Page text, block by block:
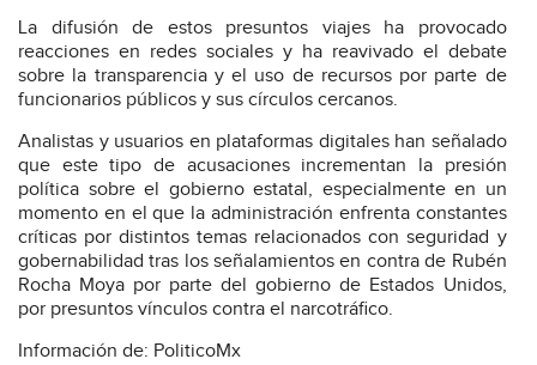
La difusión de estos presuntos viajes ha provocado
reacciones en redes sociales y ha reavivado el debate
sobre la transparencia y el uso de recursos por parte de
funcionarios públicos y sus círculos cercanos.
Analistas y usuarios en plataformas digitales han señalado
que este tipo de acusaciones incrementan la presión
política sobre el gobierno estatal, especialmente en un
momento en el que la administración enfrenta constantes
críticas por distintos temas relacionados con seguridad y
gobernabilidad tras los señalamientos en contra de Rubén
Rocha Moya por parte del gobierno de Estados Unidos,
por presuntos vínculos contra el narcotráfico.
Información de: PoliticoMx